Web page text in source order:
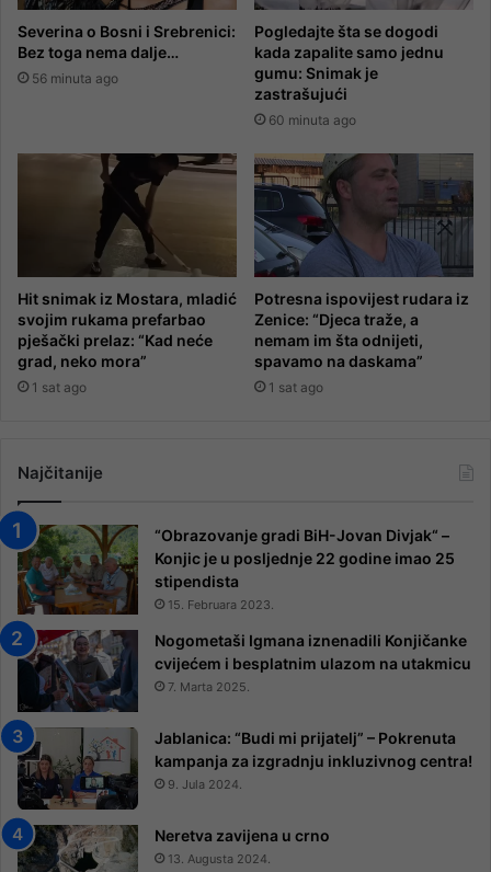
Severina o Bosni i Srebrenici:
Bez toga nema dalje…
56 minuta ago
Pogledajte šta se dogodi
kada zapalite samo jednu
gumu: Snimak je
zastrašujući
60 minuta ago
Hit snimak iz Mostara, mladić
svojim rukama prefarbao
pješački prelaz: “Kad neće
grad, neko mora”
1 sat ago
Potresna ispovijest rudara iz
Zenice: “Djeca traže, a
nemam im šta odnijeti,
spavamo na daskama”
1 sat ago
Najčitanije
“Obrazovanje gradi BiH-Jovan Divjak“ –
Konjic je u posljednje 22 godine imao 25 ​​
stipendista
15. Februara 2023.
Nogometaši Igmana iznenadili Konjičanke
cvijećem i besplatnim ulazom na utakmicu
7. Marta 2025.
Jablanica: “Budi mi prijatelj” – Pokrenuta
kampanja za izgradnju inkluzivnog centra!
9. Jula 2024.
Neretva zavijena u crno
13. Augusta 2024.